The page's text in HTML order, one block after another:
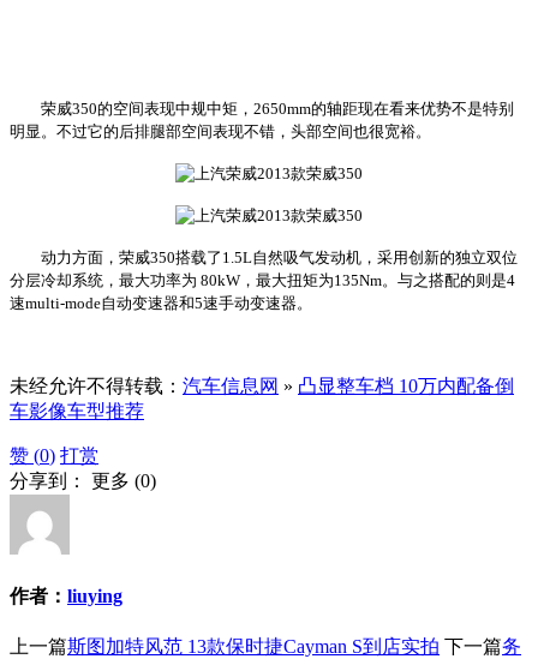
荣威350的空间表现中规中矩，2650mm的轴距现在看来优势不是特别
明显。不过它的后排腿部空间表现不错，头部空间也很宽裕。
动力方面，荣威350搭载了1.5L自然吸气发动机，采用创新的独立双位
分层冷却系统，最大功率为 80kW，最大扭矩为135Nm。与之搭配的则是4
速multi-mode自动变速器和5速手动变速器。
未经允许不得转载： 汽车信息网 » 凸显整车档 10万内配备倒
车影像车型推荐
赞 (0) 打赏
分享到： 更多 (0)
作者： liuying
上一篇斯图加特风范 13款保时捷Cayman S到店实拍 下一篇务